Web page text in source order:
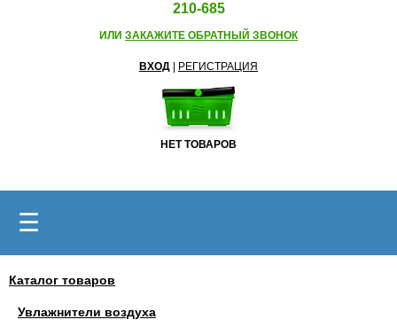
210-685
ИЛИ ЗАКАЖИТЕ ОБРАТНЫЙ ЗВОНОК
ВХОД РЕГИСТРАЦИЯ
НЕТ ТОВАРОВ
☰
Каталог товаров
Увлажнители воздуха